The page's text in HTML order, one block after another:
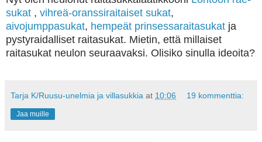
sukat , vihreä-oranssiraitaiset sukat,
aivojumppasukat, hempeät prinsessaraitasukat ja
pystyraidalliset raitasukat. Mietin, että millaiset
raitasukat neulon seuraavaksi. Olisiko sinulla ideoita?
Tarja K/Ruusu-unelmia ja villasukkia at 10:06 19 kommenttia:
Jaa muille